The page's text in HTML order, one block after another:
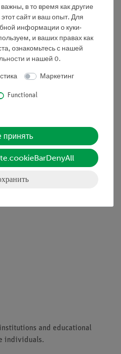
and educational
individuals.
в то время как другие
сайт и ваш опыт. Для
информации о куки-
и ваших правах как
ознакомьтесь с нашей
и нашей 0.
Маркетинг
Functional
принять